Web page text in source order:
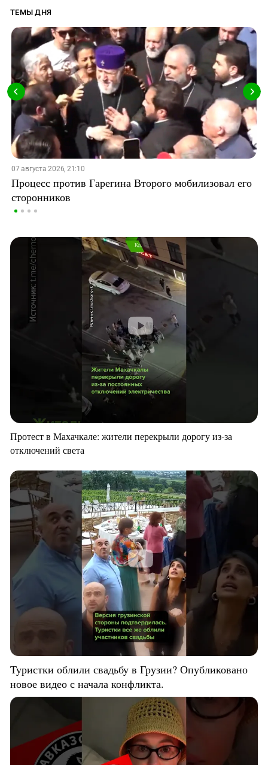
ТЕМЫ ДНЯ
07 августа 2026, 21:10
Процесс против Гарегина Второго мобилизовал его
сторонников
Протест в Махачкале: жители перекрыли дорогу из-за
отключений света
Туристки облили свадьбу в Грузии? Опубликовано
новое видео с начала конфликта.